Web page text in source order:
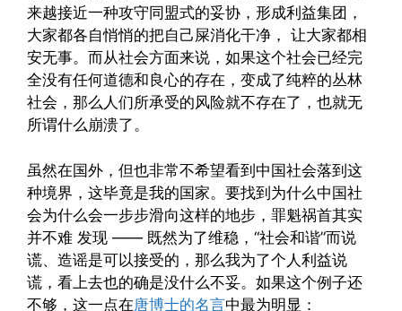
来越接近一种攻守同盟式的妥协，形成利益集团，
大家都各自悄悄的把自己屎消化干净， 让大家都相
安无事。而从社会方面来说，如果这个社会已经完
全没有任何道德和良心的存在，变成了纯粹的丛林
社会，那么人们所承受的风险就不存在了，也就无
所谓什么崩溃了。
虽然在国外，但也非常不希望看到中国社会落到这
种境界，这毕竟是我的国家。要找到为什么中国社
会为什么会一步步滑向这样的地步，罪魁祸首其实
并不难 发现 —— 既然为了维稳，“社会和谐”而说
谎、造谣是可以接受的，那么我为了个人利益说
谎，看上去也的确是没什么不妥。如果这个例子还
不够，这一点在唐博士的名言中最为明显：